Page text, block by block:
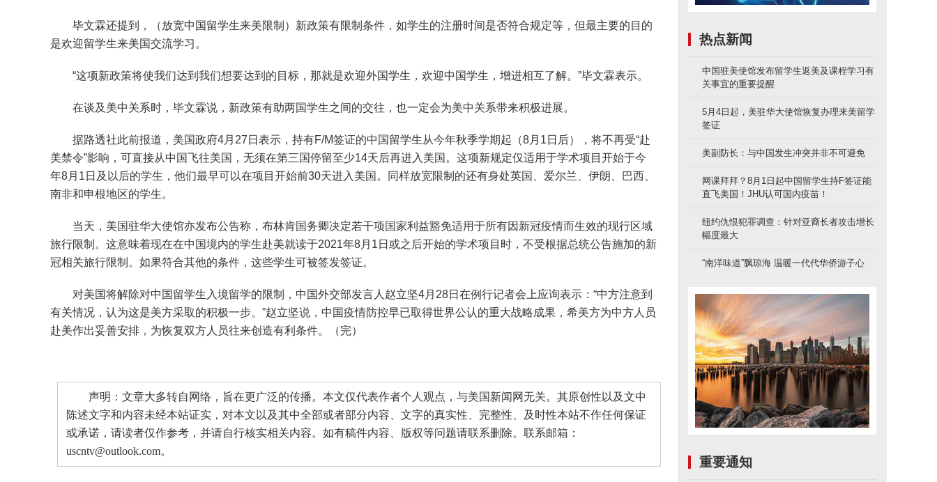
毕文霖还提到，（放宽中国留学生来美限制）新政策有限制条件，如学生的注册时间是否符合规定等，但最主要的目的
是欢迎留学生来美国交流学习。
“这项新政策将使我们达到我们想要达到的目标，那就是欢迎外国学生，欢迎中国学生，增进相互了解。”毕文霖表示。
在谈及美中关系时，毕文霖说，新政策有助两国学生之间的交往，也一定会为美中关系带来积极进展。
据路透社此前报道，美国政府4月27日表示，持有F/M签证的中国留学生从今年秋季学期起（8月1日后），将不再受“赴
美禁令”影响，可直接从中国飞往美国，无须在第三国停留至少14天后再进入美国。这项新规定仅适用于学术项目开始于今
年8月1日及以后的学生，他们最早可以在项目开始前30天进入美国。同样放宽限制的还有身处英国、爱尔兰、伊朗、巴西、
南非和申根地区的学生。
当天，美国驻华大使馆亦发布公告称，布林肯国务卿决定若干项国家利益豁免适用于所有因新冠疫情而生效的现行区域
旅行限制。这意味着现在在中国境内的学生赴美就读于2021年8月1日或之后开始的学术项目时，不受根据总统公告施加的新
冠相关旅行限制。如果符合其他的条件，这些学生可被签发签证。
对美国将解除对中国留学生入境留学的限制，中国外交部发言人赵立坚4月28日在例行记者会上应询表示： “中方注意到
有关情况，认为这是美方采取的积极一步。”赵立坚说，中国疫情防控早已取得世界公认的重大战略成果，希美方为中方人员
赴美作出妥善安排，为恢复双方人员往来创造有利条件。
（完）
声明：文章大多转自网络，旨在更广泛的传播。本文仅代表作者个人观点，与美国新闻网无关。其原创性以及文中
陈述文字和内容未经本站证实，对本文以及其中全部或者部分内容、文字的真实性、完整性、及时性本站不作任何保证
或承诺，请读者仅作参考，并请自行核实相关内容。如有稿件内容、版权等问题请联系删除。联系邮箱：
uscntv@outlook.com。
热点新闻
中国驻美使馆发布留学生返美及课程学习有
关事宜的重要提醒
5月4日起，美驻华大使馆恢复办理来美留学
签证
美副防长：与中国发生冲突并非不可避免
网课拜拜？8月1日起中国留学生持F签证能
直飞美国！JHU认可国内疫苗！
纽约仇恨犯罪调查：针对亚裔长者攻击增长
幅度最大
“南洋味道”飘琼海 温暖一代代华侨游子心
重要通知